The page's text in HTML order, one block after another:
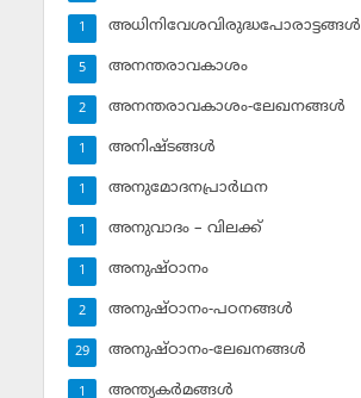
അധിനിവേശവിരുദ്ധപോരാട്ടങ്ങള്‍
1
അനന്തരാവകാശം
5
അനന്തരാവകാശം-ലേഖനങ്ങള്‍
2
അനിഷ്ടങ്ങള്‍
1
അനുമോദനപ്രാര്‍ഥന
1
അനുവാദം – വിലക്ക്‌
1
അനുഷ്ഠാനം
1
അനുഷ്ഠാനം-പഠനങ്ങള്‍
2
അനുഷ്ഠാനം-ലേഖനങ്ങള്‍
29
അന്ത്യകര്‍മങ്ങള്‍
1